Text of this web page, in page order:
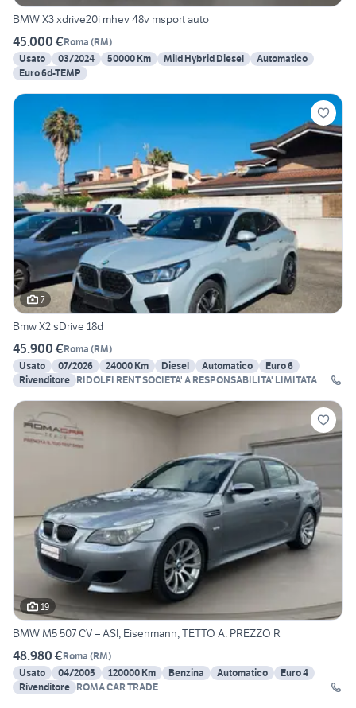
BMW X3 xdrive20i mhev 48v msport auto
45.000 €Roma (RM)
Usato
03/2024 50000 Km Mild Hybrid Diesel
Automatico
Euro 6d-TEMP
7
Bmw X2 sDrive 18d
45.900 €Roma (RM)
Usato
07/2026 24000 Km Diesel Automatico
Euro 6
Rivenditore RIDOLFI RENT SOCIETA' A RESPONSABILITA' LIMITATA
19
BMW M5 507 CV – ASI, Eisenmann, TETTO A. PREZZO R
48.980 €Roma (RM)
Usato
04/2005 120000 Km Benzina Automatico
Euro 4
Rivenditore ROMA CAR TRADE